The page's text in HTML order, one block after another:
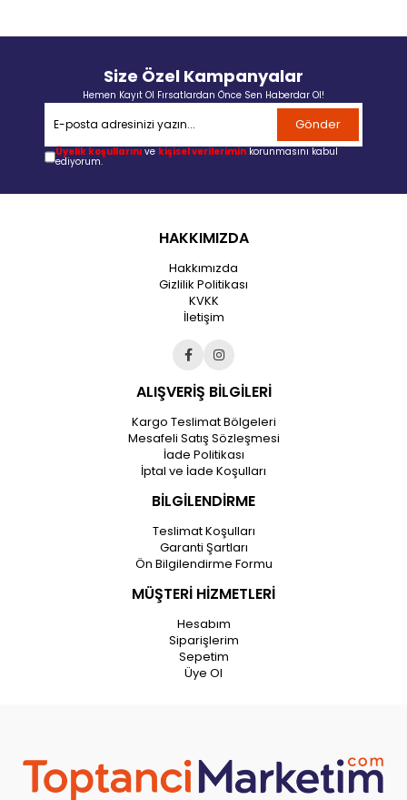
Size Özel Kampanyalar
Hemen Kayıt Ol Fırsatlardan Önce Sen Haberdar Ol!
Gönder
Üyelik koşullarını ve kişisel verilerimin korunmasını kabul
ediyorum.
HAKKIMIZDA
Hakkımızda
Gizlilik Politikası
KVKK
İletişim
ALIŞVERİŞ BİLGİLERİ
Kargo Teslimat Bölgeleri
Mesafeli Satış Sözleşmesi
İade Politikası
İptal ve İade Koşulları
BİLGİLENDİRME
Teslimat Koşulları
Garanti Şartları
Ön Bilgilendirme Formu
MÜŞTERİ HİZMETLERİ
Hesabım
Siparişlerim
Sepetim
Üye Ol